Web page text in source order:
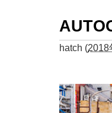
hatch (2018